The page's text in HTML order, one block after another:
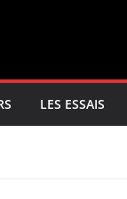
LES ESSAIS